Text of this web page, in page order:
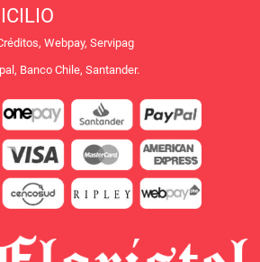
Webpay, Servipag
Banco Chile, Santander.